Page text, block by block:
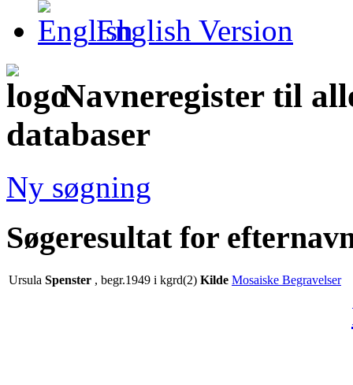
English Version
Navneregister til
databaser
Ny søgning
Søgeresultat for
Ursula Spenster , begr.1949 i kgrd(2) Kilde Mosaiske Begravelser